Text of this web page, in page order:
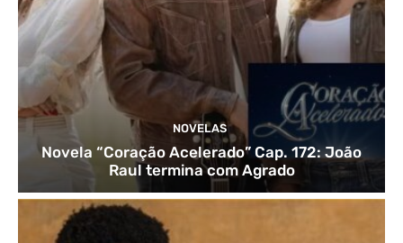
NOVELAS
Novela “Coração Acelerado” Cap. 172: João
Raul termina com Agrado